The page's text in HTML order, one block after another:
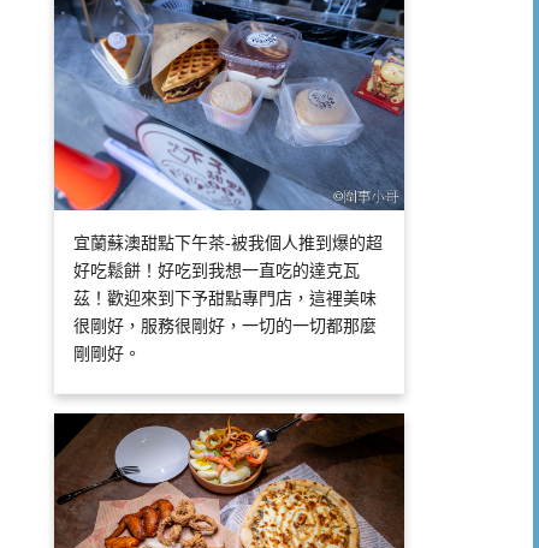
宜蘭蘇澳甜點下午茶-被我個人推到爆的超
好吃鬆餅！好吃到我想一直吃的達克瓦
茲！歡迎來到下予甜點專門店，這裡美味
很剛好，服務很剛好，一切的一切都那麼
剛剛好。